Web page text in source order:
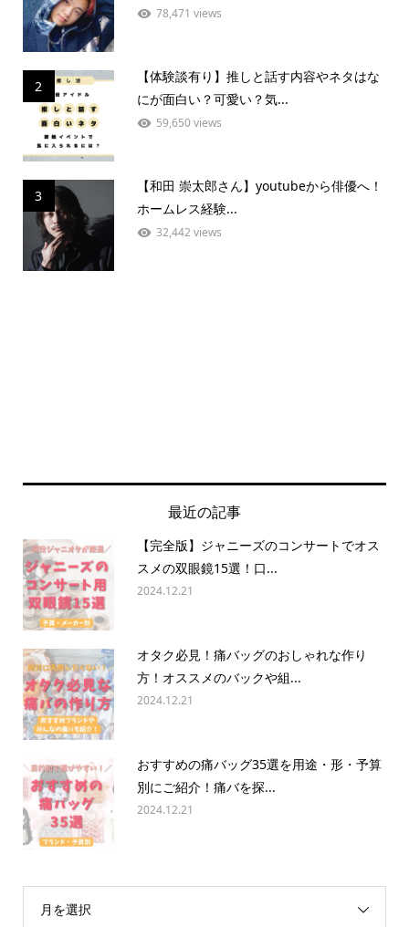
78,471 views
2
【体験談有り】推しと話す内容やネタはな
にが面白い？可愛い？気...
59,650 views
3
【和田 崇太郎さん】youtubeから俳優へ！
ホームレス経験...
32,442 views
最近の記事
【完全版】ジャニーズのコンサートでオス
スメの双眼鏡15選！口...
2024.12.21
オタク必見！痛バッグのおしゃれな作り
方！オススメのバックや組...
2024.12.21
おすすめの痛バッグ35選を用途・形・予算
別にご紹介！痛バを探...
2024.12.21
月を選択